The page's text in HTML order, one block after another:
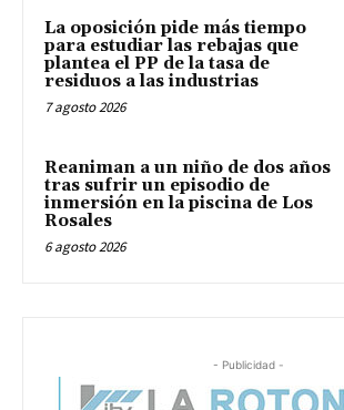
La oposición pide más tiempo
para estudiar las rebajas que
plantea el PP de la tasa de
residuos a las industrias
7 agosto 2026
Reaniman a un niño de dos años
tras sufrir un episodio de
inmersión en la piscina de Los
Rosales
6 agosto 2026
- Publicidad -